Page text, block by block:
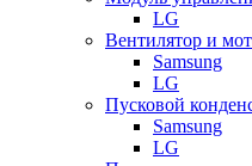
LG
Вентилятор и
Samsung
LG
Пусковой
Samsung
LG